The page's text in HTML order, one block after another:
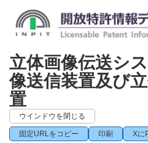
立体画像伝送シ
像送信装置及び
置
ウインドウを閉じる
固定URLをコピー 印刷 Xに